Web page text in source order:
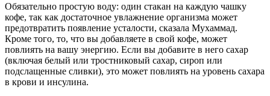
Обязательно простую воду: один стакан на каждую чашку
кофе, так как достаточное увлажнение организма может
предотвратить появление усталости, сказала Мухаммад.
Кроме того, то, что вы добавляете в свой кофе, может
повлиять на вашу энергию. Если вы добавите в него сахар
(включая белый или тростниковый сахар, сироп или
подслащенные сливки), это может повлиять на уровень сахара
в крови и инсулина.